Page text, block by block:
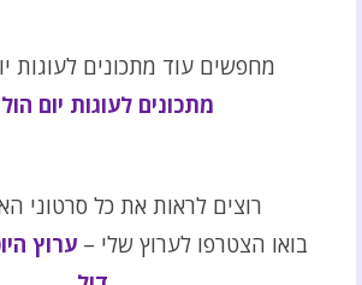
מחפשים עוד מתכונים לעוגות
מתכונים לעוגות יום
רוצים לראות את כל סרטוני
בואו הצטרפו לערוץ שלי – ערוץ